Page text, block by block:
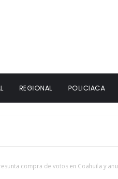
REGIONAL POLICIACA
compra de votos en Coahuila y